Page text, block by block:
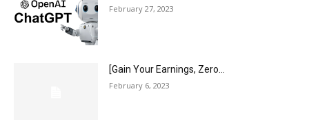
February 27, 2023
[Gain Your Earnings, Zero...
February 6, 2023